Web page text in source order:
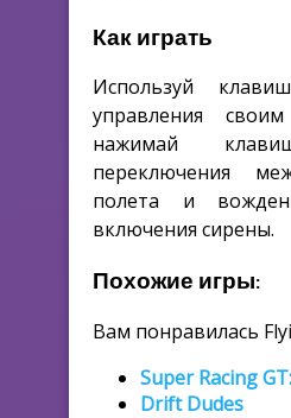
Как играть
Используй
управления
нажимай
переключения
полета и
включения сирены.
Похожие игры:
Вам понравилась
Super Racing
Drift Dudes